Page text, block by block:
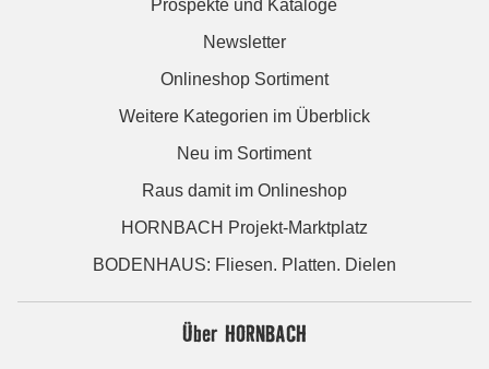
Prospekte und Kataloge
Newsletter
Onlineshop Sortiment
Weitere Kategorien im Überblick
Neu im Sortiment
Raus damit im Onlineshop
HORNBACH Projekt-Marktplatz
BODENHAUS: Fliesen. Platten. Dielen
Über HORNBACH